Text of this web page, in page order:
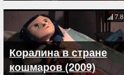
Коралина в стране
кошмаров (2009)
7.8